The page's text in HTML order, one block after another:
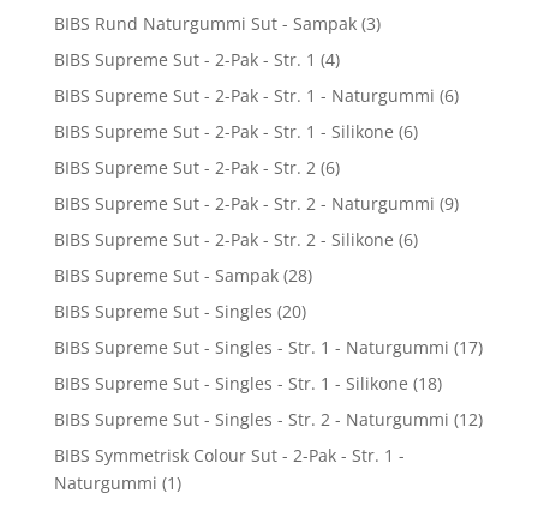
BIBS Rund Naturgummi Sut - Sampak (3)
BIBS Supreme Sut - 2-Pak - Str. 1 (4)
BIBS Supreme Sut - 2-Pak - Str. 1 - Naturgummi (6)
BIBS Supreme Sut - 2-Pak - Str. 1 - Silikone (6)
BIBS Supreme Sut - 2-Pak - Str. 2 (6)
BIBS Supreme Sut - 2-Pak - Str. 2 - Naturgummi (9)
BIBS Supreme Sut - 2-Pak - Str. 2 - Silikone (6)
BIBS Supreme Sut - Sampak (28)
BIBS Supreme Sut - Singles (20)
BIBS Supreme Sut - Singles - Str. 1 - Naturgummi (17)
BIBS Supreme Sut - Singles - Str. 1 - Silikone (18)
BIBS Supreme Sut - Singles - Str. 2 - Naturgummi (12)
BIBS Symmetrisk Colour Sut - 2-Pak - Str. 1 -
Naturgummi (1)